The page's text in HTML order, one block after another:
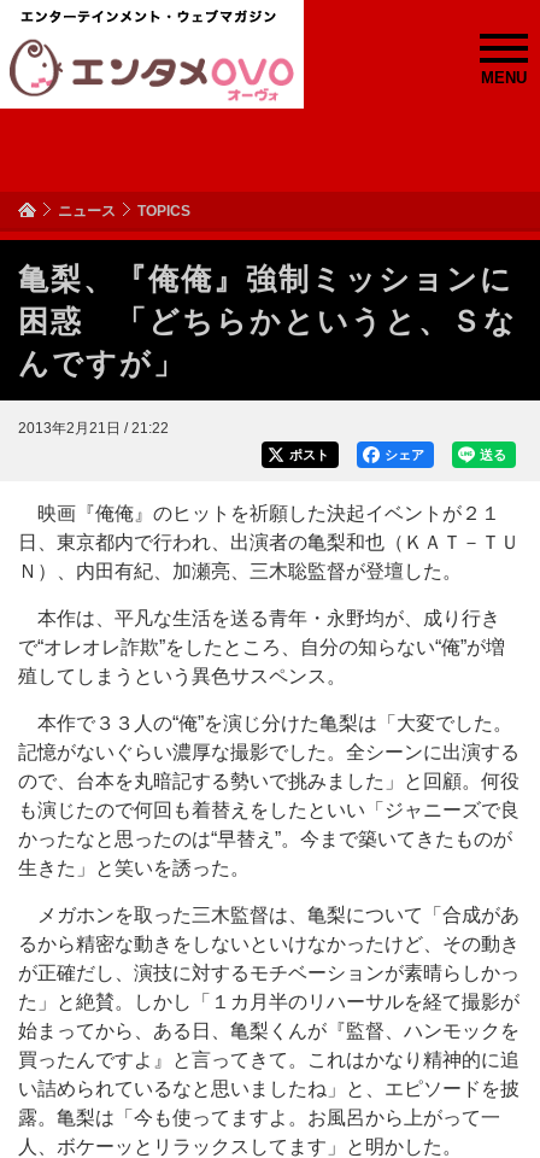
MENU
ニュース TOPICS
亀梨、『俺俺』強制ミッションに
困惑 「どちらかというと、Ｓな
んですが」
2013年2月21日 / 21:22
送る
シェア
ポスト
映画『俺俺』のヒットを祈願した決起イベントが２１
日、東京都内で行われ、出演者の亀梨和也（ＫＡＴ－ＴＵ
Ｎ）、内田有紀、加瀬亮、三木聡監督が登壇した。
本作は、平凡な生活を送る青年・永野均が、成り行き
で“オレオレ詐欺”をしたところ、自分の知らない“俺”が増
殖してしまうという異色サスペンス。
本作で３３人の“俺”を演じ分けた亀梨は「大変でした。
記憶がないぐらい濃厚な撮影でした。全シーンに出演する
ので、台本を丸暗記する勢いで挑みました」と回顧。何役
も演じたので何回も着替えをしたといい「ジャニーズで良
かったなと思ったのは“早替え”。今まで築いてきたものが
生きた」と笑いを誘った。
メガホンを取った三木監督は、亀梨について「合成があ
るから精密な動きをしないといけなかったけど、その動き
が正確だし、演技に対するモチベーションが素晴らしかっ
た」と絶賛。しかし「１カ月半のリハーサルを経て撮影が
始まってから、ある日、亀梨くんが『監督、ハンモックを
買ったんですよ』と言ってきて。これはかなり精神的に追
い詰められているなと思いましたね」と、エピソードを披
露。亀梨は「今も使ってますよ。お風呂から上がって一
人、ボケーッとリラックスしてます」と明かした。